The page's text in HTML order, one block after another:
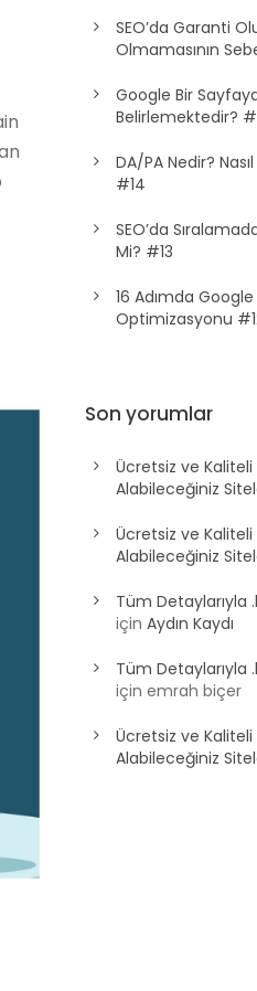
SEO’da Garanti
Olmamasının
Google Bir
Belirlemektedir?
DA/PA Nedir?
#14
SEO’da
Mi? #13
16 Adımda
Optimizasyonu
Son yorumlar
Ücretsiz ve Kaliteli
Alabileceğiniz
Ücretsiz ve Kaliteli
Alabileceğiniz
Tüm Detaylarıyla
içinAydın Kaydı
Tüm Detaylarıyla
içinemrah biçer
Ücretsiz ve Kaliteli
Alabileceğiniz